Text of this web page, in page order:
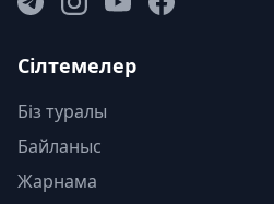
Сілтемелер
Біз туралы
Байланыс
Жарнама